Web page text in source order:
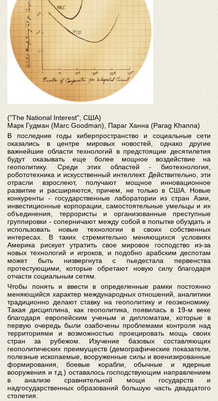
("The National Interest", США)
Марк Гудман (Marc Goodman), Параг Ханна (Parag Khanna)
В последние годы киберпространство и социальные сети
оказались в центре мировых новостей, однако другие
важнейшие области технологий в предстоящие десятилетия
будут оказывать еще более мощное воздействие на
геополитику. Среди этих областей - биотехнология,
робототехника и искусственный интеллект. Действительно, эти
отрасли взрослеют, получают мощное инновационное
развитие и расширяются, причем, не только в США. Новые
конкуренты - государственные лаборатории из стран Азии,
инвестиционные корпорации, самостоятельные умельцы и их
объединения, террористы и организованные преступные
группировки - соперничают между собой в попытке обуздать и
использовать новые технологии в своих собственных
интересах. В таких стремительно меняющихся условиях
Америка рискует утратить свое мировое господство из-за
новых технологий и игроков, и подобно арабским деспотам
может быть низвергнута с пьедестала первенства
протестующими, которые обретают новую силу благодаря
отчасти социальным сетям.
Чтобы понять и ввести в определенные рамки постоянно
меняющийся характер международных отношений, аналитики
традиционно делают ставку на геополитику и геоэкономику.
Такая дисциплина, как геополитика, появилась в 19-м веке
благодаря европейским ученым и дипломатам, которые в
первую очередь были озабочены проблемами контроля над
территориями и возможностью проецировать мощь своих
стран за рубежом. Изучение базовых составляющих
геополитических преимуществ (демографические показатели,
полезные ископаемые, вооруженные силы и военизированные
формирования, боевые корабли, обычные и ядерные
вооружения и т.д.) оставалось господствующим направлением
в анализе сравнительной мощи государств и
надгосударственных образований большую часть двадцатого
столетия.